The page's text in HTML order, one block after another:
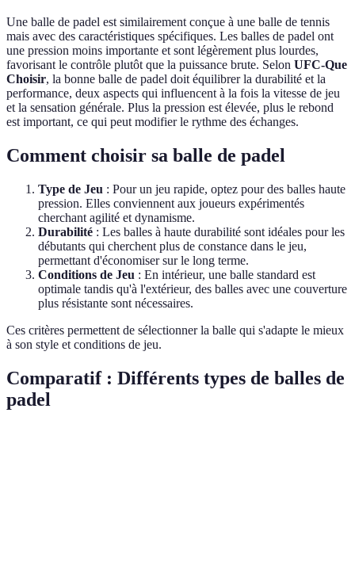
Une balle de padel est similairement conçue à une balle de tennis
mais avec des caractéristiques spécifiques. Les balles de padel ont
une pression moins importante et sont légèrement plus lourdes,
favorisant le contrôle plutôt que la puissance brute. Selon UFC-Que
Choisir, la bonne balle de padel doit équilibrer la durabilité et la
performance, deux aspects qui influencent à la fois la vitesse de jeu
et la sensation générale. Plus la pression est élevée, plus le rebond
est important, ce qui peut modifier le rythme des échanges.
Comment choisir sa balle de padel
Type de Jeu : Pour un jeu rapide, optez pour des balles haute
pression. Elles conviennent aux joueurs expérimentés
cherchant agilité et dynamisme.
Durabilité : Les balles à haute durabilité sont idéales pour les
débutants qui cherchent plus de constance dans le jeu,
permettant d'économiser sur le long terme.
Conditions de Jeu : En intérieur, une balle standard est
optimale tandis qu'à l'extérieur, des balles avec une couverture
plus résistante sont nécessaires.
Ces critères permettent de sélectionner la balle qui s'adapte le mieux
à son style et conditions de jeu.
Comparatif : Différents types de balles de
padel